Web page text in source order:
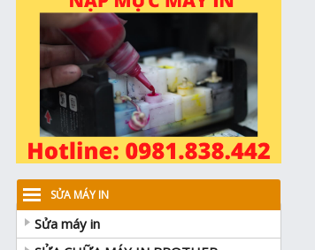
SỬA MÁY IN
Sửa máy in